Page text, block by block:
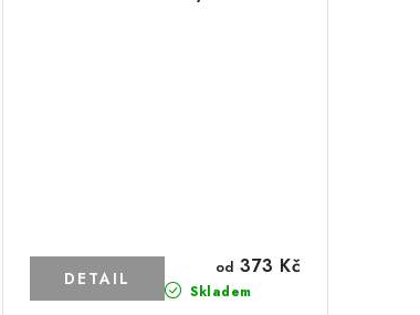
Skladem
od 373 Kč